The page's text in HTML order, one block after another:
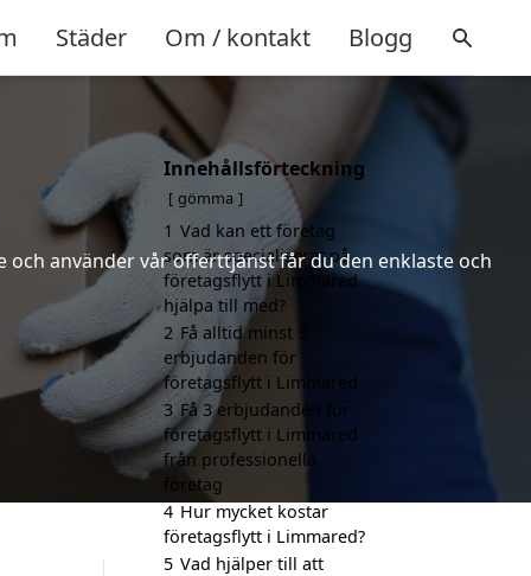
Städer Om / kontakt Blogg
använder vår offerttjänst får du den enklaste och
Innehållsförteckning
gömma
1 Vad kan ett företag
som är specialiserat på
företagsflytt i Limmared
hjälpa till med?
2 Få alltid minst 3
erbjudanden för
företagsflytt i Limmared
3 Få 3 erbjudanden för
företagsflytt i Limmared
från professionella
företag
4 Hur mycket kostar
företagsflytt i Limmared?
5 Vad hjälper till att